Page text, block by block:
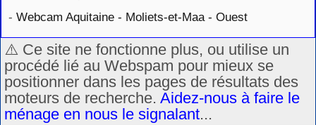
- Webcam Aquitaine - Moliets-et-Maa - Ouest
⚠️ Ce site ne fonctionne plus, ou utilise un
procédé lié au Webspam pour mieux se
positionner dans les pages de résultats des
moteurs de recherche. Aidez-nous à faire le
ménage en nous le signalant...